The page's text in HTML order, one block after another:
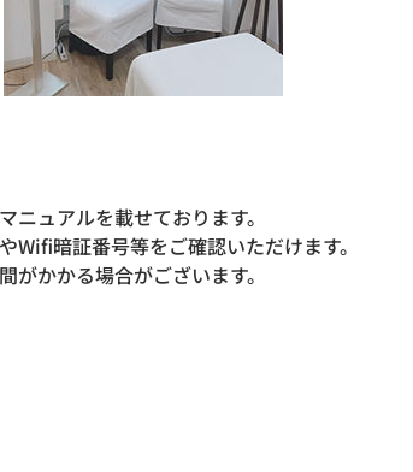
ュアルを載せております。
Wifi暗証番号等をご確認いただけます。
かかる場合がございます。